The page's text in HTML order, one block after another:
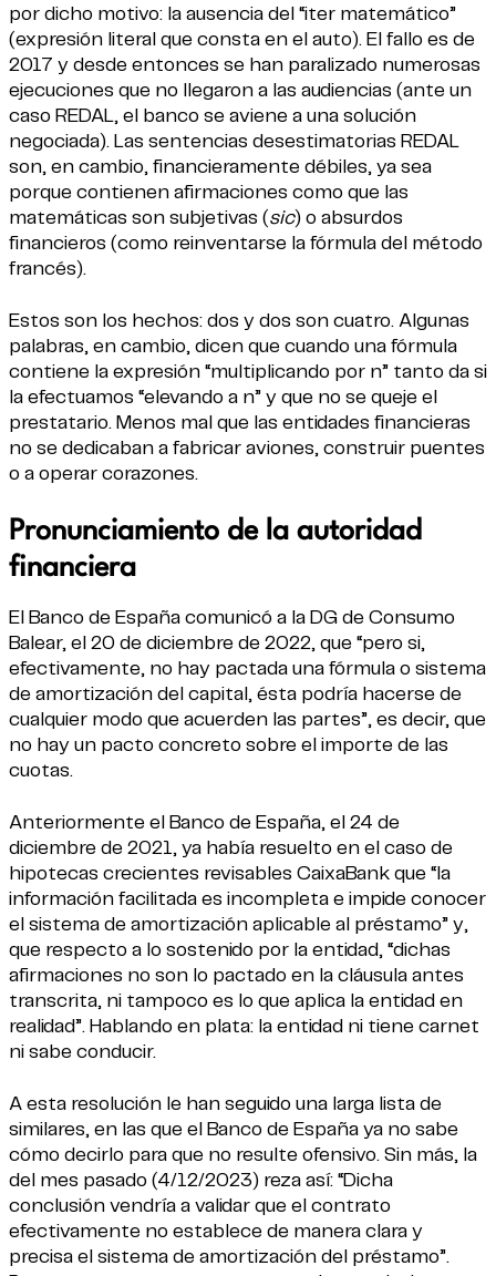
por dicho motivo: la ausencia del “iter matemático”
(expresión literal que consta en el auto). El fallo es de
2017 y desde entonces se han paralizado numerosas
ejecuciones que no llegaron a las audiencias (ante un
caso REDAL, el banco se aviene a una solución
negociada). Las sentencias desestimatorias REDAL
son, en cambio, financieramente débiles, ya sea
porque contienen afirmaciones como que las
matemáticas son subjetivas (sic) o absurdos
financieros (como reinventarse la fórmula del método
francés).
Estos son los hechos: dos y dos son cuatro. Algunas
palabras, en cambio, dicen que cuando una fórmula
contiene la expresión “multiplicando por n” tanto da si
la efectuamos “elevando a n” y que no se queje el
prestatario. Menos mal que las entidades financieras
no se dedicaban a fabricar aviones, construir puentes
o a operar corazones.
Pronunciamiento de la autoridad
financiera
El Banco de España comunicó a la DG de Consumo
Balear, el 20 de diciembre de 2022, que “pero si,
efectivamente, no hay pactada una fórmula o sistema
de amortización del capital, ésta podría hacerse de
cualquier modo que acuerden las partes”, es decir, que
no hay un pacto concreto sobre el importe de las
cuotas.
Anteriormente el Banco de España, el 24 de
diciembre de 2021, ya había resuelto en el caso de
hipotecas crecientes revisables CaixaBank que “la
información facilitada es incompleta e impide conocer
el sistema de amortización aplicable al préstamo” y,
que respecto a lo sostenido por la entidad, “dichas
afirmaciones no son lo pactado en la cláusula antes
transcrita, ni tampoco es lo que aplica la entidad en
realidad”. Hablando en plata: la entidad ni tiene carnet
ni sabe conducir.
A esta resolución le han seguido una larga lista de
similares, en las que el Banco de España ya no sabe
cómo decirlo para que no resulte ofensivo. Sin más, la
del mes pasado (4/12/2023) reza así: “Dicha
conclusión vendría a validar que el contrato
efectivamente no establece de manera clara y
precisa el sistema de amortización del préstamo”.